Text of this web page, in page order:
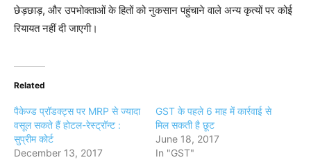
छेड़छाड़, और उपभोक्ताओं के हितों को नुकसान पहुंचाने वाले अन्य कृत्यों पर कोई
रियायत नहीं दी जाएगी।
Related
पैकेज्ड प्रॉडक्ट्स पर MRP से ज्यादा
वसूल सकते हैं होटल-रेस्ट्रॉन्ट :
सुप्रीम कोर्ट
December 13, 2017
GST के पहले 6 माह में कार्रवाई से
मिल सकती है छूट
June 18, 2017
In "GST"